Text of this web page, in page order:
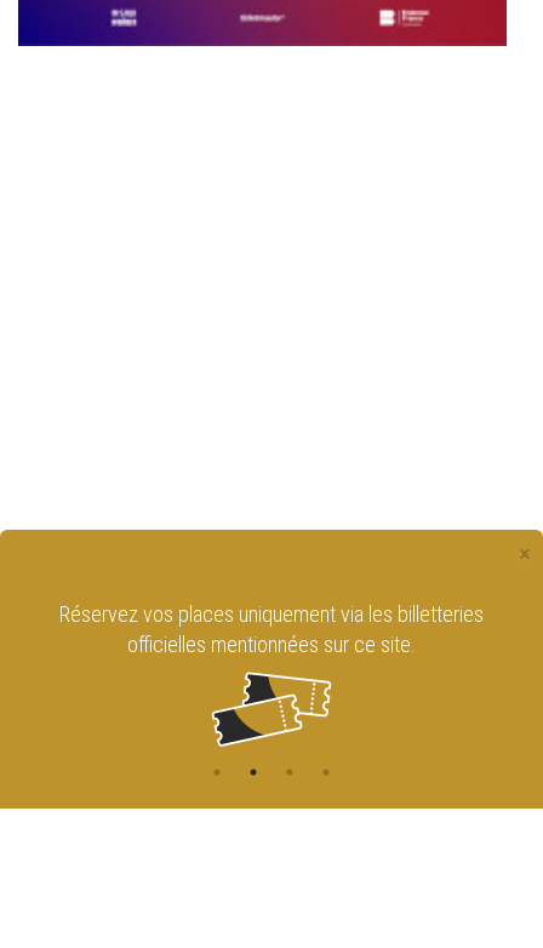
×
Réservez vos places uniquement via les billetteries
officielles mentionnées sur ce site.